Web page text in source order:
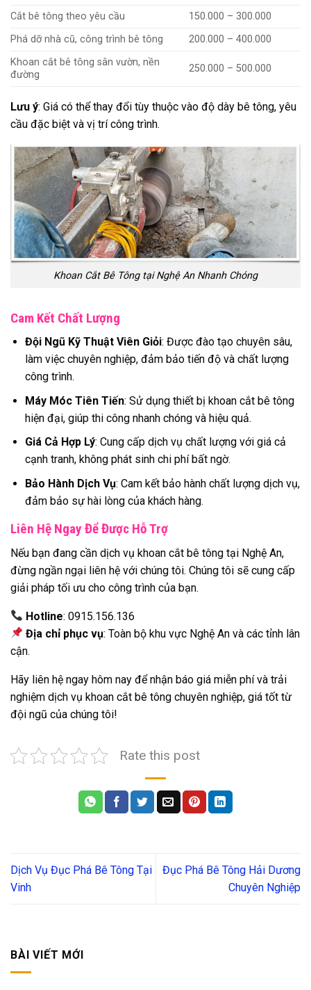
Cắt bê tông theo yêu cầu
150.000 – 300.000
Phá dỡ nhà cũ, công trình bê tông
200.000 – 400.000
Khoan cắt bê tông sân vườn, nền
đường
250.000 – 500.000
Lưu ý: Giá có thể thay đổi tùy thuộc vào độ dày bê tông, yêu
cầu đặc biệt và vị trí công trình.
Khoan Cắt Bê Tông tại Nghệ An Nhanh Chóng
Cam Kết Chất Lượng
Đội Ngũ Kỹ Thuật Viên Giỏi: Được đào tạo chuyên sâu,
làm việc chuyên nghiệp, đảm bảo tiến độ và chất lượng
công trình.
Máy Móc Tiên Tiến: Sử dụng thiết bị khoan cắt bê tông
hiện đại, giúp thi công nhanh chóng và hiệu quả.
Giá Cả Hợp Lý: Cung cấp dịch vụ chất lượng với giá cả
cạnh tranh, không phát sinh chi phí bất ngờ.
Bảo Hành Dịch Vụ: Cam kết bảo hành chất lượng dịch vụ,
đảm bảo sự hài lòng của khách hàng.
Liên Hệ Ngay Để Được Hỗ Trợ
Nếu bạn đang cần dịch vụ khoan cắt bê tông tại Nghệ An,
đừng ngần ngại liên hệ với chúng tôi. Chúng tôi sẽ cung cấp
giải pháp tối ưu cho công trình của bạn.
Hotline: 0915.156.136
Địa chỉ phục vụ: Toàn bộ khu vực Nghệ An và các tỉnh lân
cận.
Hãy liên hệ ngay hôm nay để nhận báo giá miễn phí và trải
nghiệm dịch vụ khoan cắt bê tông chuyên nghiệp, giá tốt từ
đội ngũ của chúng tôi!
Rate this post
Dịch Vụ Đục Phá Bê Tông Tại
Vinh
Đục Phá Bê Tông Hải Dương
Chuyên Nghiệp
BÀI VIẾT MỚI